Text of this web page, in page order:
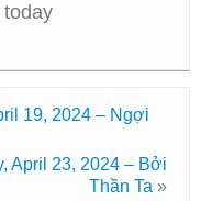
19, 2024 – Ngợi
April 23, 2024 – Bởi
Thần Ta »